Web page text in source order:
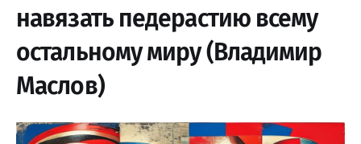
навязать педерастию всему
остальному миру (Владимир
Маслов)